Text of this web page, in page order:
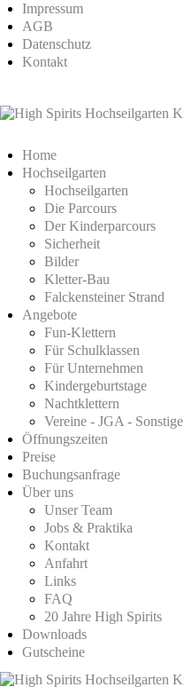
Impressum
AGB
Datenschutz
Kontakt
Home
Hochseilgarten
Hochseilgarten
Die Parcours
Der Kinderparcours
Sicherheit
Bilder
Kletter-Bau
Falckensteiner Strand
Angebote
Fun-Klettern
Für Schulklassen
Für Unternehmen
Kindergeburtstage
Nachtklettern
Vereine - JGA - Sonstige
Öffnungszeiten
Preise
Buchungsanfrage
Über uns
Unser Team
Jobs & Praktika
Kontakt
Anfahrt
Links
FAQ
20 Jahre High Spirits
Downloads
Gutscheine